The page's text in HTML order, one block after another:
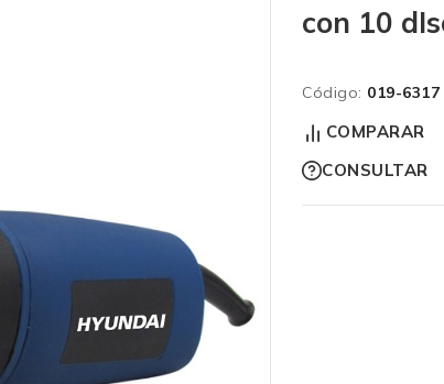
con 10
Código: 019-6317
COMPARAR
CONSULTAR